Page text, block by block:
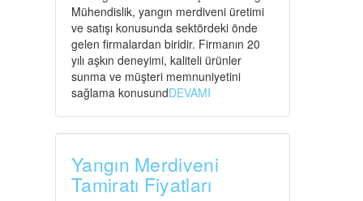
Mühendislik, yangın merdiveni üretimi
ve satışı konusunda sektördeki önde
gelen firmalardan biridir. Firmanın 20
yılı aşkın deneyimi, kaliteli ürünler
sunma ve müşteri memnuniyetini
sağlama konusundDEVAMI
Yangın Merdiveni
Tamiratı Fiyatları